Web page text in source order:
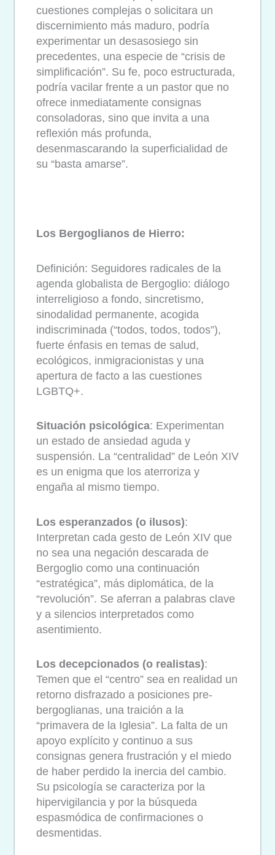
cuestiones complejas o solicitara un
discernimiento más maduro, podría
experimentar un desasosiego sin
precedentes, una especie de “crisis de
simplificación”. Su fe, poco estructurada,
podría vacilar frente a un pastor que no
ofrece inmediatamente consignas
consoladoras, sino que invita a una
reflexión más profunda,
desenmascarando la superficialidad de
su “basta amarse”.
Los Bergoglianos de Hierro:
Definición: Seguidores radicales de la
agenda globalista de Bergoglio: diálogo
interreligioso a fondo, sincretismo,
sinodalidad permanente, acogida
indiscriminada (“todos, todos, todos”),
fuerte énfasis en temas de salud,
ecológicos, inmigracionistas y una
apertura de facto a las cuestiones
LGBTQ+.
Situación psicológica: Experimentan
un estado de ansiedad aguda y
suspensión. La “centralidad” de León XIV
es un enigma que los aterroriza y
engaña al mismo tiempo.
Los esperanzados (o ilusos):
Interpretan cada gesto de León XIV que
no sea una negación descarada de
Bergoglio como una continuación
“estratégica”, más diplomática, de la
“revolución”. Se aferran a palabras clave
y a silencios interpretados como
asentimiento.
Los decepcionados (o realistas):
Temen que el “centro” sea en realidad un
retorno disfrazado a posiciones pre-
bergoglianas, una traición a la
“primavera de la Iglesia”. La falta de un
apoyo explícito y continuo a sus
consignas genera frustración y el miedo
de haber perdido la inercia del cambio.
Su psicología se caracteriza por la
hipervigilancia y por la búsqueda
espasmódica de confirmaciones o
desmentidas.